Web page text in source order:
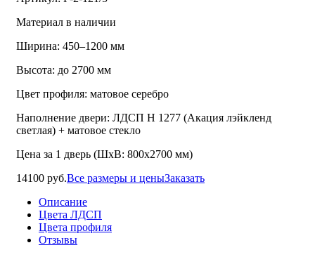
Материал в наличии
Ширина: 450–1200 мм
Высота: до 2700 мм
Цвет профиля: матовое серебро
Наполнение двери: ЛДСП Н 1277 (Акация лэйкленд
светлая) + матовое стекло
Цена за 1 дверь (ШхВ: 800х2700 мм)
14100 руб.Все размеры и ценыЗаказать
Описание
Цвета ЛДСП
Цвета профиля
Отзывы